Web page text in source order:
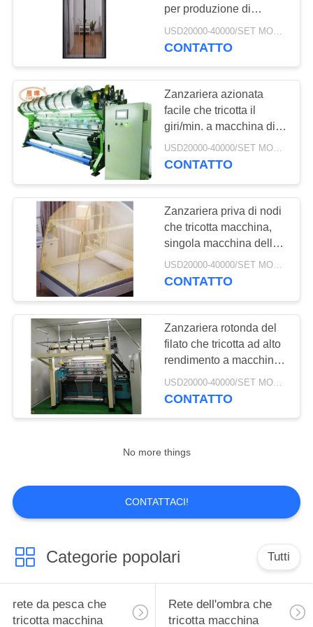
INFORMATIVA
SULLA
PRIVACY
Macchina della rete
di sicurezza
borsa netta che fa
macchina
10
telaio netto
6
Erba artificiale che
fa macchina
per produzione di
zanzariera priva di nodi
USD20000-40000/SET MOQ:1 set
CONTATTO
Zanzariera azionata
facile che tricotta il
giri/min. a macchina di
velocità di marcia 200 -
530
USD20000-40000/SET MOQ:1 set
CONTATTO
Zanzariera priva di nodi
che tricotta macchina,
singola macchina della
rete di Antivari Raschel
dell'ago
USD20000-40000/SET MOQ:1 set
CONTATTO
Zanzariera rotonda del
filato che tricotta ad alto
rendimento a macchina
con tempo di impiego
lungo
CONTATTO
No more things
CONTATTACI!
Categorie popolari Tutti
rete da pesca che
tricotta macchina
Rete dell'ombra che
tricotta macchina